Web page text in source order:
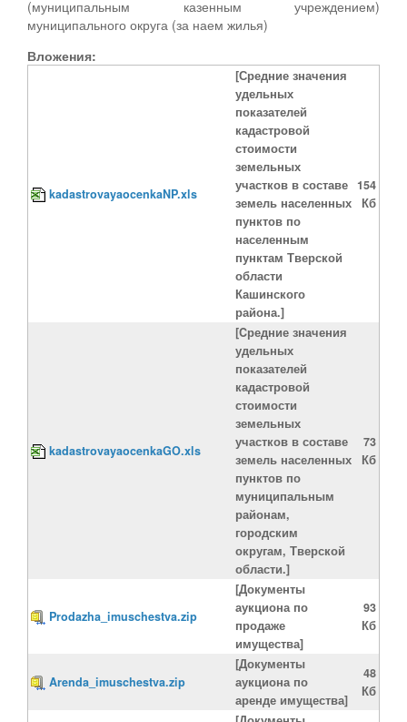
(муниципальным казенным учреждением)
муниципального округа (за наем жилья)
Вложения:
kadastrovayaocenkaNP.xls
[Средние значения
удельных
показателей
кадастровой
стоимости
земельных
участков в составе
земель населенных
пунктов по
населенным
пунктам Тверской
области
Кашинского
района.]
154
Кб
kadastrovayaocenkaGO.xls
[Cредние значения
удельных
показателей
кадастровой
стоимости
земельных
участков в составе
земель населенных
пунктов по
муниципальным
районам,
городским
округам, Тверской
области.]
73
Кб
Prodazha_imuschestva.zip
[Документы
аукциона по
продаже
имущества]
93
Кб
Arenda_imuschestva.zip
[Документы
аукциона по
аренде имущества]
48
Кб